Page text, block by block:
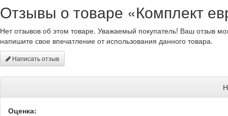
Отзывы о товаре «Комплект
Нет отзывов об этом товаре. Уважаемый покупатель! Ваш отзыв
напишите свое впечатление от использования данного товара.
Написать отзыв
Оценка: